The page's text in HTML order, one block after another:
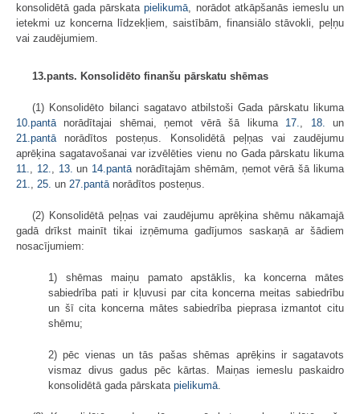
konsolidētā gada pārskatapielikumā , norādot atkāpšanās iemeslu un
ietekmi uz koncerna līdzekļiem, saistībām, finansiālo stāvokli, peļņu
vai zaudējumiem.
13.pants. Konsolidēto finanšu pārskatu shēmas
(1) Konsolidēto bilanci sagatavo atbilstoši Gada pārskatu likuma
10.pantā norādītajai shēmai, ņemot vērā šā likuma 17. 18.un
21.pantā norādītos posteņus. Konsolidētā peļņas vai zaudējumu
aprēķina sagatavošanai var izvēlēties vienu no Gada pārskatu likuma
11.
12. 13.un 14.pantā norādītajām shēmām, ņemot vērā šā likuma
21.
25. un 27.pantā norādītos posteņus.
(2) Konsolidētā peļņas vai zaudējumu aprēķina shēmu nākamajā
gadā drīkst mainīt tikai izņēmuma gadījumos saskaņā ar šādiem
nosacījumiem:
1) shēmas maiņu pamato apstāklis, ka koncerna mātes
sabiedrība pati ir kļuvusi par cita koncerna meitas sabiedrību
un šī cita koncerna mātes sabiedrība pieprasa izmantot citu
shēmu;
2) pēc vienas un tās pašas shēmas aprēķins ir sagatavots
vismaz divus gadus pēc kārtas. Maiņas iemeslu paskaidro
konsolidētā gada pārskata pielikumā